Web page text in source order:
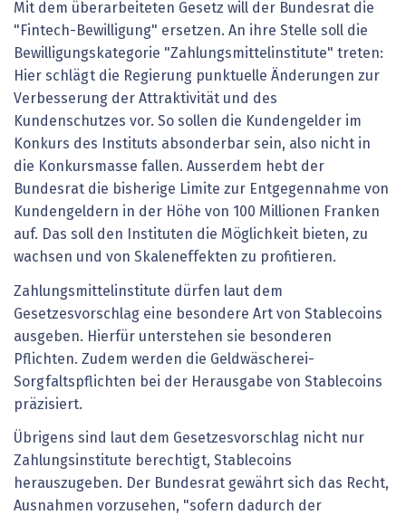
Mit dem überarbeiteten Gesetz will der Bundesrat die
"Fintech-Bewilligung" ersetzen. An ihre Stelle soll die
Bewilligungskategorie "Zahlungsmittelinstitute" treten:
Hier schlägt die Regierung punktuelle Änderungen zur
Verbesserung der Attraktivität und des
Kundenschutzes vor. So sollen die Kundengelder im
Konkurs des Instituts absonderbar sein, also nicht in
die Konkursmasse fallen. Ausserdem hebt der
Bundesrat die bisherige Limite zur Entgegennahme von
Kundengeldern in der Höhe von 100 Millionen Franken
auf. Das soll den Instituten die Möglichkeit bieten, zu
wachsen und von Skaleneffekten zu profitieren.
Zahlungsmittelinstitute dürfen laut dem
Gesetzesvorschlag eine besondere Art von Stablecoins
ausgeben. Hierfür unterstehen sie besonderen
Pflichten. Zudem werden die Geldwäscherei-
Sorgfaltspflichten bei der Herausgabe von Stablecoins
präzisiert.
Übrigens sind laut dem Gesetzesvorschlag nicht nur
Zahlungsinstitute berechtigt, Stablecoins
herauszugeben. Der Bundesrat gewährt sich das Recht,
Ausnahmen vorzusehen, "sofern dadurch der